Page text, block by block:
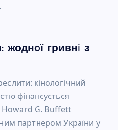
жодної гривні з
кінологічний
фінансується
G. Buffett
партнером України у